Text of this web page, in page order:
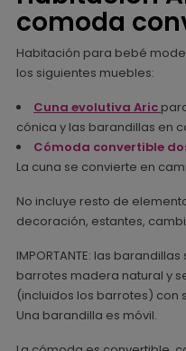
comoda
Habitación para bebé
los siguientes muebles:
Cuna evolutiva Aric
cónica y las barandillas en
Cómoda convertible
La cuna se convierte en
No incluye resto de
decoración, estantes,
IMPORTANTE: las
barrotes madera natural y
(incluidos los barrotes) con
Una barandilla es móvil.